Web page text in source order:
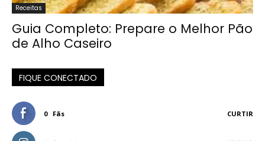
Receitas
Guia Completo: Prepare o Melhor Pão
de Alho Caseiro
FIQUE CONECTADO
0 Fãs CURTIR